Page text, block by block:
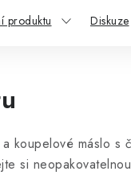
produktu Diskuze
koupelové máslo s
si